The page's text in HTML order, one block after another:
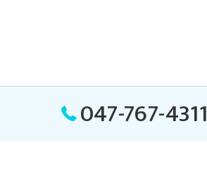
047-767-4311